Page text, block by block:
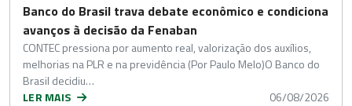
Banco do Brasil trava debate econômico e condiciona
avanços à decisão da Fenaban
CONTEC pressiona por aumento real, valorização dos auxílios,
melhorias na PLR e na previdência (Por Paulo Melo)O Banco do
Brasil decidiu…
LER MAIS
06/08/2026